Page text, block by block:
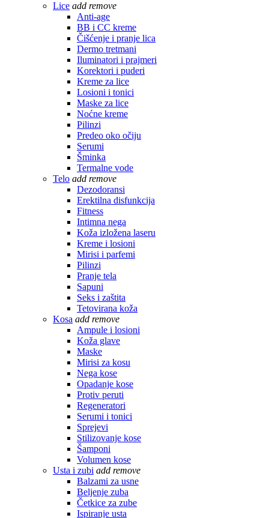
Lice add remove
Anti-age
BB i CC kreme
Čišćenje i pranje lica
Dermo tretmani
Iluminatori i prajmeri
Korektori i puderi
Kreme za lice
Losioni i tonici
Maske za lice
Noćne kreme
Pilinzi
Predeo oko očiju
Serumi
Šminka
Termalne vode
Telo add remove
Dezodoransi
Erektilna disfunkcija
Fitness
Intimna nega
Koža izložena laseru
Kreme i losioni
Mirisi i parfemi
Pilinzi
Pranje tela
Sapuni
Seks i zaštita
Tetovirana koža
Kosa add remove
Ampule i losioni
Koža glave
Maske
Mirisi za kosu
Nega kose
Opadanje kose
Protiv peruti
Regeneratori
Serumi i tonici
Sprejevi
Stilizovanje kose
Šamponi
Volumen kose
Usta i zubi add remove
Balzami za usne
Beljenje zuba
Četkice za zube
Ispiranje usta